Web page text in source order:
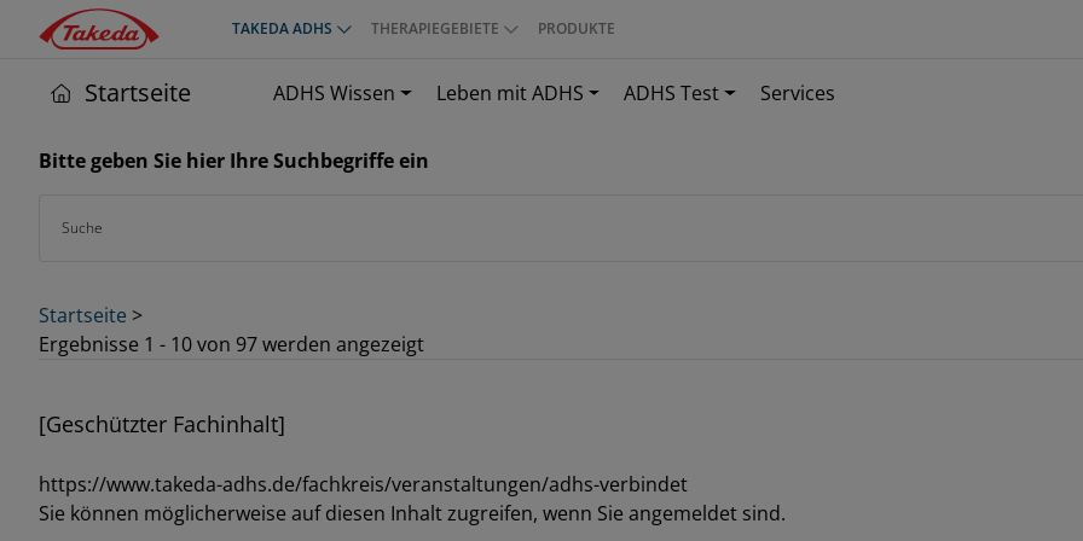
zum
Top
TAKEDA ADHS THERAPIEGEBIETE PRODUKTE
Startseite ADHS Wissen Leben mit ADHS ADHS Test Services
Bitte geben Sie hier Ihre Suchbegriffe ein
Suche
Startseite >
Ergebnisse 1 - 10 von 97 werden angezeigt
[Geschützter Fachinhalt]
https://www.takeda-adhs.de/fachkreis/veranstaltungen/adhs-verbindet
Sie können möglicherweise auf diesen Inhalt zugreifen, wenn Sie angemeldet sind.